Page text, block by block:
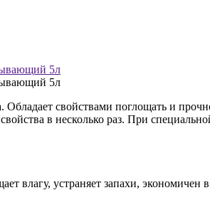
свойствами поглощать и
в несколько раз. При
влагу, устраняет запахи,